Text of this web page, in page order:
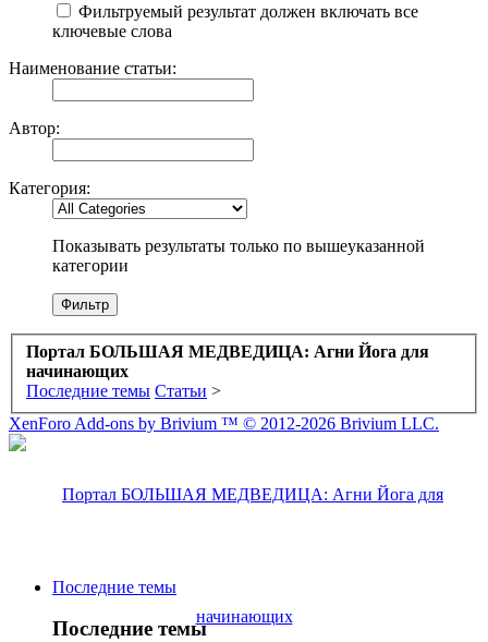
Фильтруемый результат должен включать все
ключевые слова
Наименование статьи:
Автор:
Категория:
Показывать результаты только по вышеуказанной
категории
Портал БОЛЬШАЯ МЕДВЕДИЦА: Агни Йога для
начинающих
Последние темы Статьи >
XenForo Add-ons by Brivium ™ © 2012-2026 Brivium LLC.
Последние темы
Последние темы